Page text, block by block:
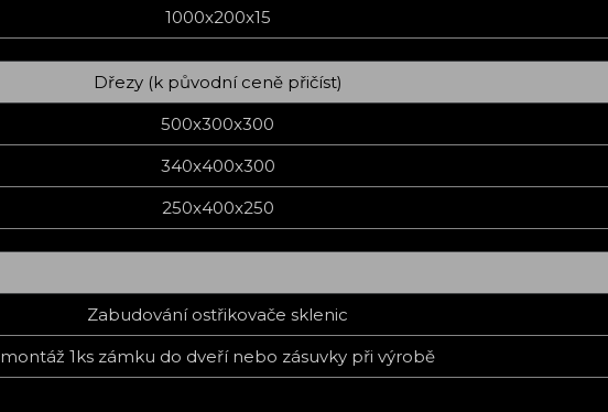
1000x200x15
Dřezy (k původní ceně přičíst)
500x300x300
340x400x300
250x400x250
Zabudování ostřikovače sklenic
montáž 1ks zámku do dveří nebo zásuvky při výrobě